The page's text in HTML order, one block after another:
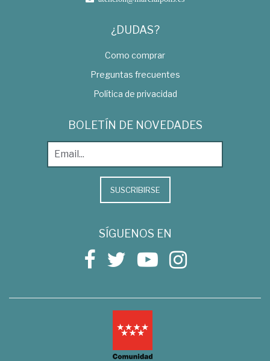
¿DUDAS?
Como comprar
Preguntas frecuentes
Política de privacidad
BOLETÍN DE NOVEDADES
SUSCRIBIRSE
SÍGUENOS EN